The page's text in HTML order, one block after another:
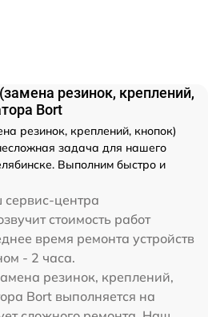
резинок, креплений,
Bort
резинок, креплений, кнопок)
задача для нашего
Выполним быстро и
центра
стоимость работ
время ремонта устройств
- 2 часа.
резинок, креплений,
Bort выполняется на